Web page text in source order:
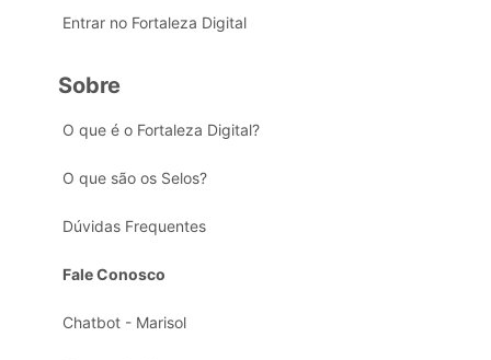
Entrar no Fortaleza Digital
Sobre
O que é o Fortaleza Digital?
O que são os Selos?
Dúvidas Frequentes
Fale Conosco
Chatbot - Marisol